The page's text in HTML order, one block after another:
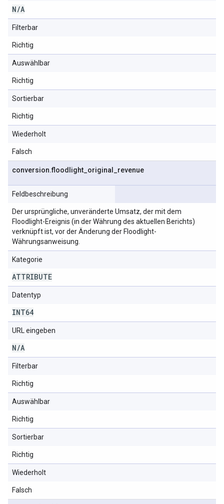
N/A
Filterbar
Richtig
Auswählbar
Richtig
Sortierbar
Richtig
Wiederholt
Falsch
conversion.floodlight original revenue
Feldbeschreibung
Der ursprüngliche, unveränderte Umsatz, der mit dem
Floodlight-Ereignis (in der Währung des aktuellen Berichts)
verknüpft ist, vor der Änderung der Floodlight-
Währungsanweisung.
Kategorie
ATTRIBUTE
Datentyp
INT64
URL eingeben
N/A
Filterbar
Richtig
Auswählbar
Richtig
Sortierbar
Richtig
Wiederholt
Falsch